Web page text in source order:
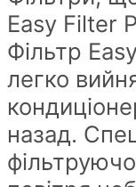
Easy Filter
Фільтр
легко
назад.